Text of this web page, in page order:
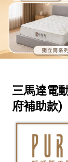
三馬達電
府補助款)